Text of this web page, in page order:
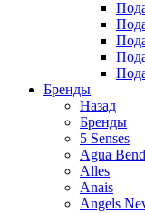
Бренды
Назад
Бренды
5 Senses
Agua
Alles
Anais
Angels